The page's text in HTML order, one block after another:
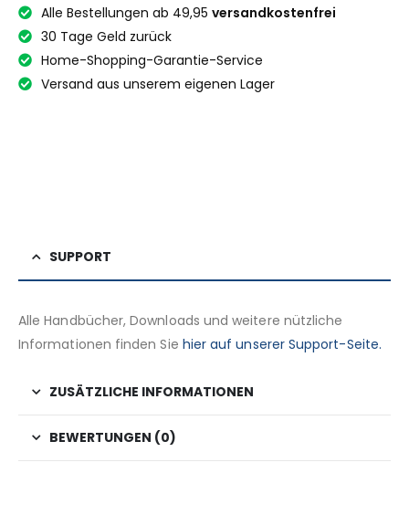
Alle Bestellungen ab 49,95 versandkostenfrei
30 Tage Geld zurück
Home-Shopping-Garantie-Service
Versand aus unserem eigenen Lager
SUPPORT
Alle Handbücher, Downloads und weitere nützliche
Informationen finden Sie hier auf unserer Support-Seite.
ZUSÄTZLICHE INFORMATIONEN
BEWERTUNGEN (0)